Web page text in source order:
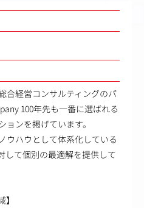
合経営コンサルティングのパ
100年先も一番に選ばれる
ンを掲げています。
ウハウとして体系化している
して個別の最適解を提供して